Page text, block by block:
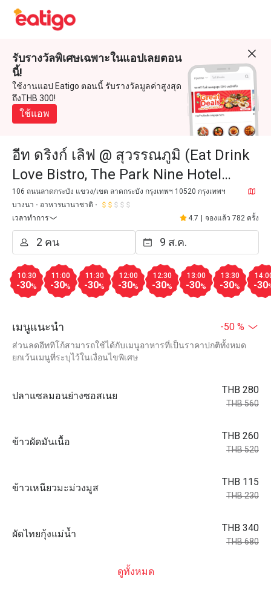
รับรางวัลพิเศษเฉพาะในแอปเลยตอน
นี้!
ใช้งานแอป Eatigo ตอนนี้ รับรางวัลมูลค่าสูงสุด
ถึงTHB 300!
ใช้แอพ
อีท ดริงก์ เลิฟ @ สุวรรณภูมิ (Eat Drink
Love Bistro, The Park Nine Hotel
Suvarnabhumi)
106 ถนนลาดกระบัง แขวง/เขต ลาดกระบัง กรุงเทพฯ 10520 กรุงเทพฯ
บางนา
อาหารนานาชาติ
เวลาทำการ
4.7 จองแล้ว 782 ครั้ง
10:30
-30%
11:00
-30%
11:30
-30%
12:00
-30%
12:30
-30%
13:00
-30%
13:30
-30% -30
เมนูแนะนำ -50 %
ส่วนลดอีททิโก้สามารถใช้ได้กับเมนูอาหารที่เป็นราคาปกติทั้งหมด
ยกเว้นเมนูที่ระบุไว้ในเงื่อนไขพิเศษ
ปลาแซลมอนย่างซอสเนย
THB 280
THB 560
ข้าวผัดมันเนื้อ
THB 260
THB 520
ข้าวเหนียวมะม่วงมูส
THB 115
THB 230
ผัดไทยกุ้งแม่น้ำ
THB 340
THB 680
ดูทั้งหมด